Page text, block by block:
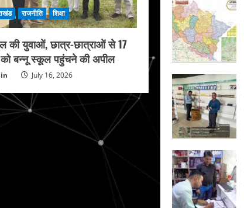
राजनीति शिक्षा
की युवाओं, छात्र-छात्राओं से 17
बन्नू स्कूल पहुंचने की अपील
July 16, 2026